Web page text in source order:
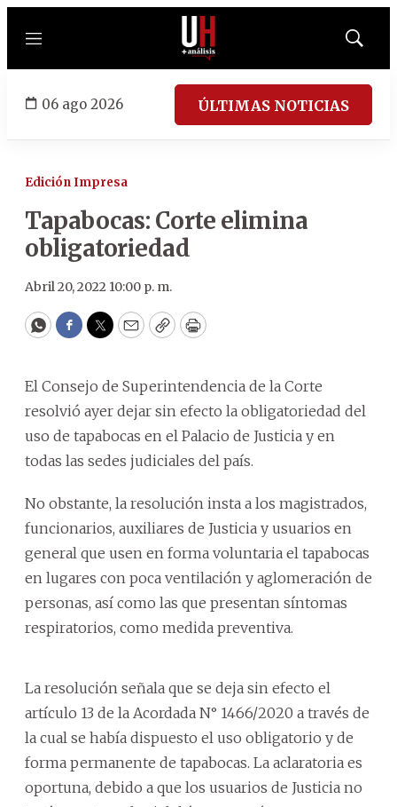
Menú
Mostrar
06 ago 2026 ÚLTIMAS NOTICIAS
Edición Impresa
Tapabocas: Corte elimina
obligatoriedad
Abril 20, 2022 10:00 p. m.
WhatsApp
Facebook
Twitter
EmailCopyPrint
El Consejo de Superintendencia de la Corte
resolvió ayer dejar sin efecto la obligatoriedad del
uso de tapabocas en el Palacio de Justicia y en
todas las sedes judiciales del país.
No obstante, la resolución insta a los magistrados,
funcionarios, auxiliares de Justicia y usuarios en
general que usen en forma voluntaria el tapabocas
en lugares con poca ventilación y aglomeración de
personas, así como las que presentan síntomas
respiratorios, como medida preventiva.
La resolución señala que se deja sin efecto el
artículo 13 de la Acordada N° 1466/2020 a través de
la cual se había dispuesto el uso obligatorio y de
forma permanente de tapabocas. La aclaratoria es
oportuna, debido a que los usuarios de Justicia no